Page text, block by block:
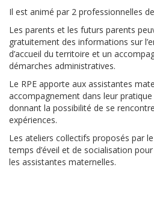
Il est animé par 2 professionnelles
Les parents et les futurs parents
gratuitement des informations sur
d’accueil du territoire et un
démarches administratives.
Le RPE apporte aux assistantes
accompagnement dans leur
donnant la possibilité de se
expériences.
Les ateliers collectifs proposés par
temps d’éveil et de socialisation
les assistantes maternelles.